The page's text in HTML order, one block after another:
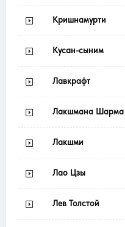
Кришнамурти
Кусан-сыним
Лавкрафт
Лакшмана Шарма
Лакшми
Лао Цзы
Лев Толстой